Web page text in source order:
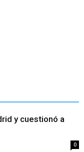
y cuestionó a
0